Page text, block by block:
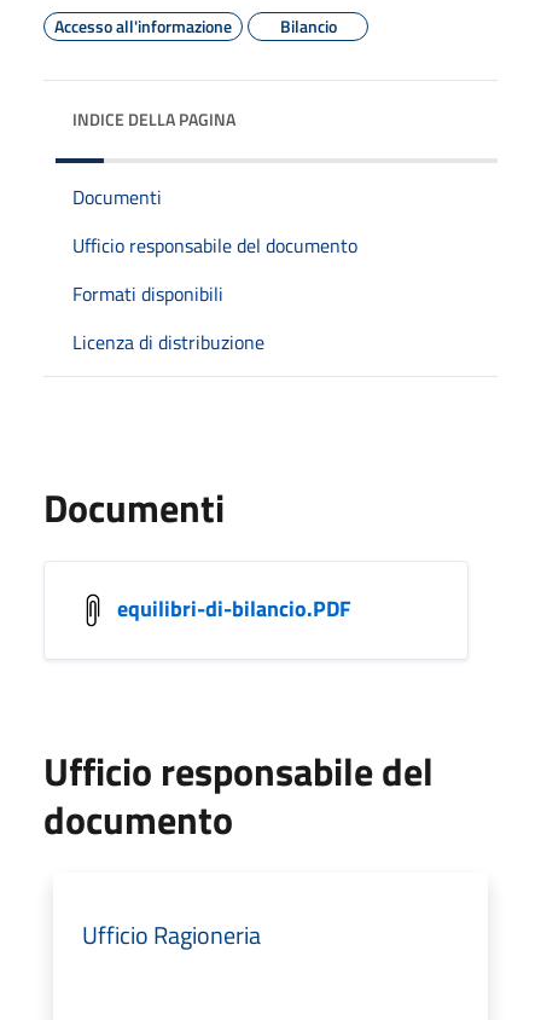
Accesso all'informazione
Bilancio
INDICE DELLA PAGINA
Documenti
Ufficio responsabile del documento
Formati disponibili
Licenza di distribuzione
Documenti
equilibri-di-bilancio.PDF
Ufficio responsabile del
documento
Ufficio Ragioneria